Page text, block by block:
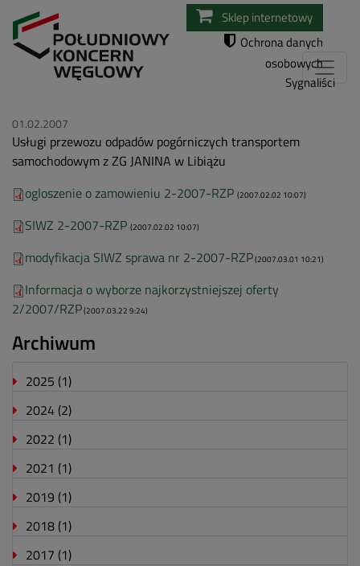
Przejdź
do
Sklep internetowy
Ochrona danych
osobowych
Sygnaliści
01.02.2007
Usługi przewozu odpadów pogórniczych transportem
samochodowym z ZG JANINA w Libiążu
ogloszenie o zamowieniu 2-2007-RZP (2007.02.02 10:07)
SIWZ 2-2007-RZP (2007.02.02 10:07)
modyfikacja SIWZ sprawa nr 2-2007-RZP(2007.03.01 10:21)
Informacja o wyborze najkorzystniejszej oferty
2/2007/RZP(2007.03.22 9:24)
Archiwum
2025 (1)
2024 (2)
2022 (1)
2021 (1)
2019 (1)
2018 (1)
2017 (1)